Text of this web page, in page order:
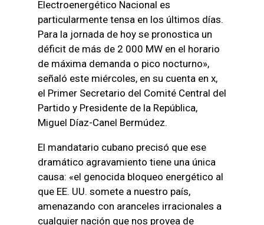
Electroenergético Nacional es
particularmente tensa en los últimos días.
Para la jornada de hoy se pronostica un
déficit de más de 2 000 MW en el horario
de máxima demanda o pico nocturno»,
señaló este miércoles, en su cuenta en x,
el Primer Secretario del Comité Central del
Partido y Presidente de la República,
Miguel Díaz-Canel Bermúdez.
El mandatario cubano precisó que ese
dramático agravamiento tiene una única
causa: «el genocida bloqueo energético al
que EE. UU. somete a nuestro país,
amenazando con aranceles irracionales a
cualquier nación que nos provea de